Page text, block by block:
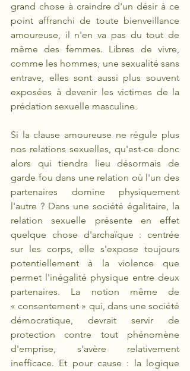
grand chose à craindre d'un désir à ce
point affranchi de toute bienveillance
amoureuse, il n'en va pas du tout de
même des femmes. Libres de vivre,
comme les hommes, une sexualité sans
entrave, elles sont aussi plus souvent
exposées à devenir les victimes de la
prédation sexuelle masculine.
Si la clause amoureuse ne régule plus
nos relations sexuelles, qu'est-ce donc
alors qui tiendra lieu désormais de
garde fou dans une relation où l'un des
partenaires domine physiquement
l'autre ? Dans une société égalitaire, la
relation sexuelle présente en effet
quelque chose d'archaïque : centrée
sur les corps, elle s'expose toujours
potentiellement à la violence que
permet l'inégalité physique entre deux
partenaires. La notion même de
« consentement » qui, dans une société
démocratique, devrait servir de
protection contre tout phénomène
d'emprise, s'avère relativement
inefficace. Et pour cause : la logique